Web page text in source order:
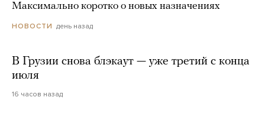
Максимально коротко о новых назначениях
НОВОСТИ день назад
В Грузии снова блэкаут — уже третий с конца
июля
16 часов назад